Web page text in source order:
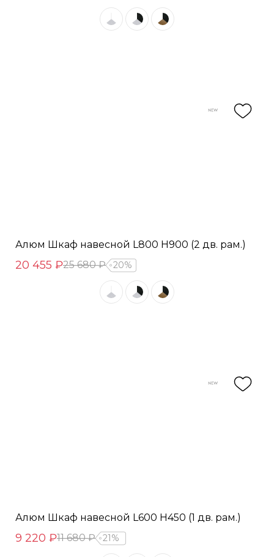
Алюм Шкаф навесной L800 Н900 (2 дв. рам.)
20 455 ₽25 680 ₽ 20%
Алюм Шкаф навесной L600 Н450 (1 дв. рам.)
9 220 ₽11 680 ₽ 21%